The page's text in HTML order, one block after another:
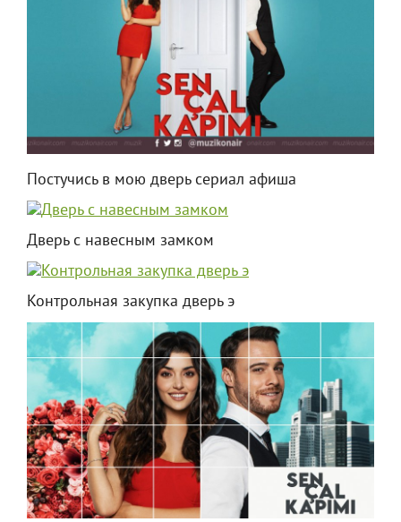
Постучись в мою дверь сериал афиша
Дверь с навесным замком
Контрольная закупка дверь э